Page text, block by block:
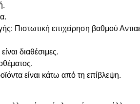
Πιστωτική επιχείρηση βαθμού
διαθέσιμες.
είναι κάτω από τη επίβλεψη.